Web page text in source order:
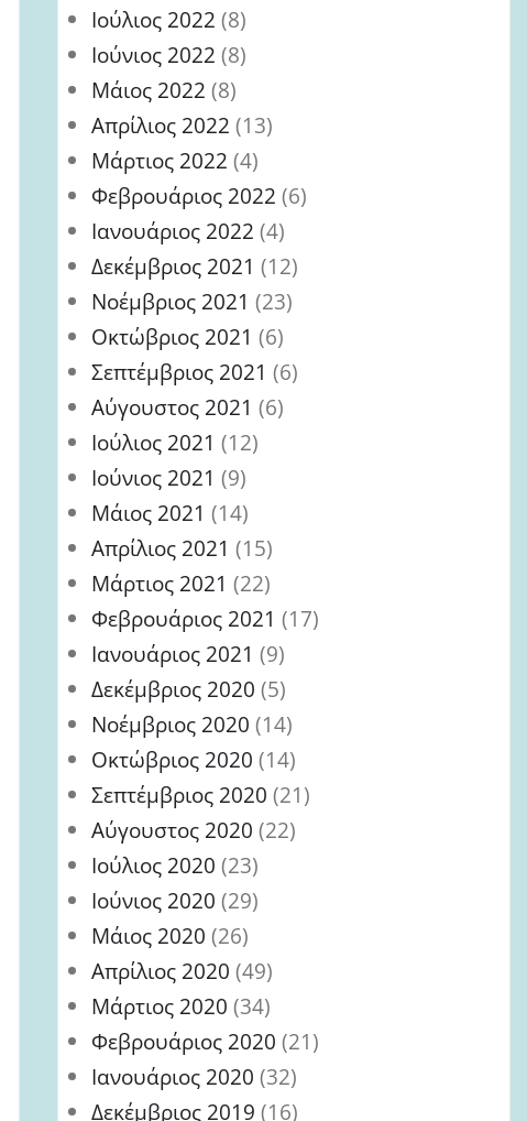
Ιούλιος 2022 (8)
Ιούνιος 2022 (8)
Μάιος 2022 (8)
Απρίλιος 2022 (13)
Μάρτιος 2022 (4)
Φεβρουάριος 2022 (6)
Ιανουάριος 2022 (4)
Δεκέμβριος 2021 (12)
Νοέμβριος 2021 (23)
Οκτώβριος 2021 (6)
Σεπτέμβριος 2021 (6)
Αύγουστος 2021 (6)
Ιούλιος 2021 (12)
Ιούνιος 2021 (9)
Μάιος 2021 (14)
Απρίλιος 2021 (15)
Μάρτιος 2021 (22)
Φεβρουάριος 2021 (17)
Ιανουάριος 2021 (9)
Δεκέμβριος 2020 (5)
Νοέμβριος 2020 (14)
Οκτώβριος 2020 (14)
Σεπτέμβριος 2020 (21)
Αύγουστος 2020 (22)
Ιούλιος 2020 (23)
Ιούνιος 2020 (29)
Μάιος 2020 (26)
Απρίλιος 2020 (49)
Μάρτιος 2020 (34)
Φεβρουάριος 2020 (21)
Ιανουάριος 2020 (32)
Δεκέμβριος 2019 (16)